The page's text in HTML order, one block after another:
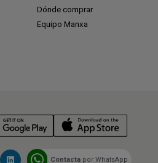
Dónde comprar
Equipo Manxa
Contacta por WhatsApp